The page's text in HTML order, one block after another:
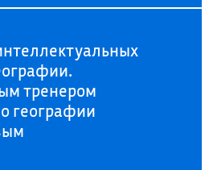
тренером
географии